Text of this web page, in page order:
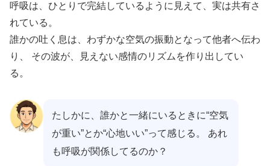
呼吸は、ひとりで完結しているように見えて、実は共有さ
れている。
誰かの吐く息は、わずかな空気の振動となって他者へ伝わ
り、 その波が、見えない感情のリズムを作り出してい
る。
たしかに、誰かと一緒にいるときに“空気
が重い”とか“心地いい”って感じる。 あれ
も呼吸が関係してるのか？